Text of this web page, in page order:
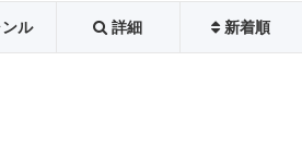
ル 詳細 新着順